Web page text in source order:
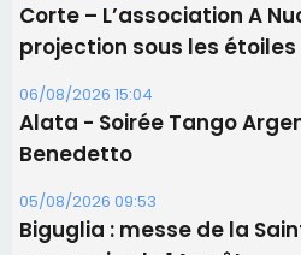
Les brèves
06/08/2026 15:57
Ucciani – Marché des
11 août